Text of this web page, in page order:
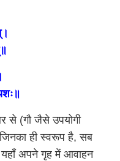
से (गौ जैसे उपयोगी
ही स्वरूप है, सब
यहाँ अपने गृह में आवाहन